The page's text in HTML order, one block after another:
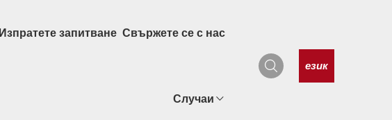
Изпратете запитване Свържете се с нас
Случаи
език